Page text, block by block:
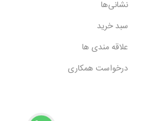
نشانی‌ها
سبد خرید
علاقه مندی ها
درخواست همکاری